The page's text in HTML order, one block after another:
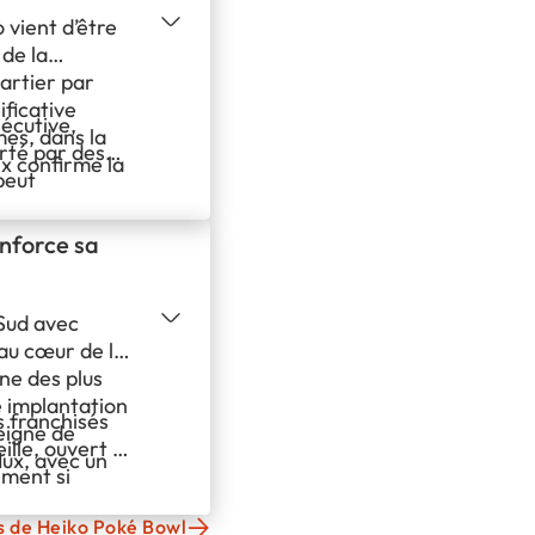
vient d’être
la
par
dans la
confirme la
par des
futurs
hasard,
et
sa
avec
cœur de la
des plus
implantation
de
avec un
franchisés
ouvert il
si
un concept
Heiko Poké Bowl